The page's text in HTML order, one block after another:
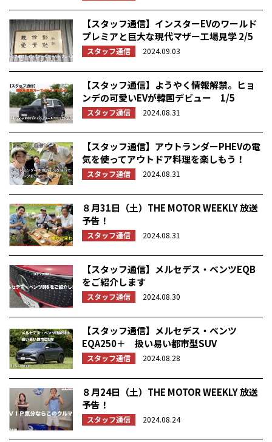
【スタッフ通信】インスターEVのワールド
プレミアと巨大な現代マザー工場見学 2/5
スタッフ通信 2024.09.03
【スタッフ通信】ようやく情報解禁。ヒョ
ンデの可愛いEVが韓国デビュー 1/5
スタッフ通信 2024.08.31
【スタッフ通信】アウトランダーPHEVの電
気を使ってアウトドア料理を楽しもう！
スタッフ通信 2024.08.31
８月31日（土）THE MOTOR WEEKLY 放送
予告！
スタッフ通信 2024.08.31
【スタッフ通信】メルセデス・ベンツEQB
をご紹介します
スタッフ通信 2024.08.30
【スタッフ通信】メルセデス・ベンツ
EQA250＋ 扱い易い都市型SUV
スタッフ通信 2024.08.28
８月24日（土）THE MOTOR WEEKLY 放送
予告！
スタッフ通信 2024.08.24